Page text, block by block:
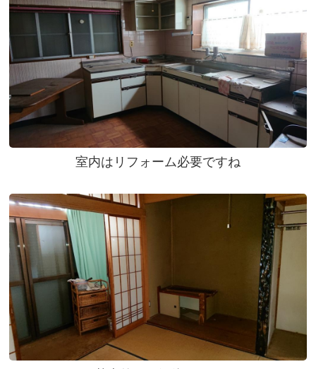
室内はリフォーム必要ですね